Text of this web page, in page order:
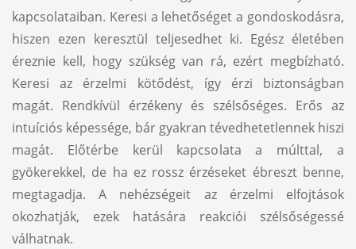
kapcsolataiban. Keresi a lehetőséget a gondoskodásra,
hiszen ezen keresztül teljesedhet ki. Egész életében
éreznie kell, hogy szükség van rá, ezért megbízható.
Keresi az érzelmi kötődést, így érzi biztonságban
magát. Rendkívül érzékeny és szélsőséges. Erős az
intuíciós képessége, bár gyakran tévedhetetlennek hiszi
magát. Előtérbe kerül kapcsolata a múlttal, a
gyökerekkel, de ha ez rossz érzéseket ébreszt benne,
megtagadja. A nehézségeit az érzelmi elfojtások
okozhatják, ezek hatására reakciói szélsőségessé
válhatnak.